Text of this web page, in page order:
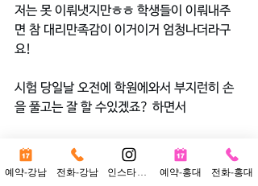
저는 못 이뤄냇지만ㅎㅎ 학생들이 이뤄내주
면 참 대리만족감이 이거이거 엄청나더라구
요!
시험 당일날 오전에 학원에와서 부지런히 손
을 풀고는 잘 할 수있겠죠? 하면서
시험장으로 떠나는 모습을 보는데 내색은 안
했지만 제가 다 떨렸답니다🤣
예약-강남 전화-강남 예약-홍대 전화-홍대